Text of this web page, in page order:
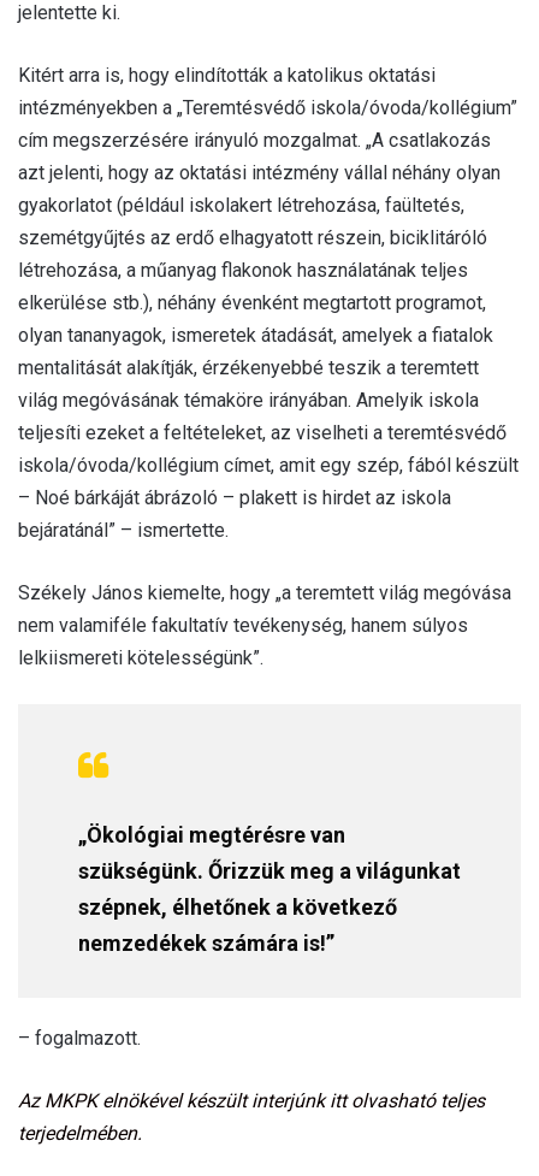
jelentette ki.
Kitért arra is, hogy elindították a katolikus oktatási
intézményekben a „Teremtésvédő iskola/óvoda/kollégium”
cím megszerzésére irányuló mozgalmat. „A csatlakozás
azt jelenti, hogy az oktatási intézmény vállal néhány olyan
gyakorlatot (például iskolakert létrehozása, faültetés,
szemétgyűjtés az erdő elhagyatott részein, biciklitáróló
létrehozása, a műanyag flakonok használatának teljes
elkerülése stb.), néhány évenként megtartott programot,
olyan tananyagok, ismeretek átadását, amelyek a fiatalok
mentalitását alakítják, érzékenyebbé teszik a teremtett
világ megóvásának témaköre irányában. Amelyik iskola
teljesíti ezeket a feltételeket, az viselheti a teremtésvédő
iskola/óvoda/kollégium címet, amit egy szép, fából készült
– Noé bárkáját ábrázoló – plakett is hirdet az iskola
bejáratánál” – ismertette.
Székely János kiemelte, hogy „a teremtett világ megóvása
nem valamiféle fakultatív tevékenység, hanem súlyos
lelkiismereti kötelességünk”.
„Ökológiai megtérésre van
szükségünk. Őrizzük meg a világunkat
szépnek, élhetőnek a következő
nemzedékek számára is!”
– fogalmazott.
Az MKPK elnökével készült interjúnk itt olvasható teljes
terjedelmében.